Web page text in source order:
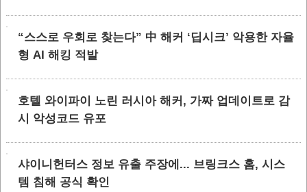
“스스로 우회로 찾는다” 中 해커 ‘딥시크’ 악용한 자율
형 AI 해킹 적발
호텔 와이파이 노린 러시아 해커, 가짜 업데이트로 감
시 악성코드 유포
샤이니헌터스 정보 유출 주장에... 브링크스 홈, 시스
템 침해 공식 확인